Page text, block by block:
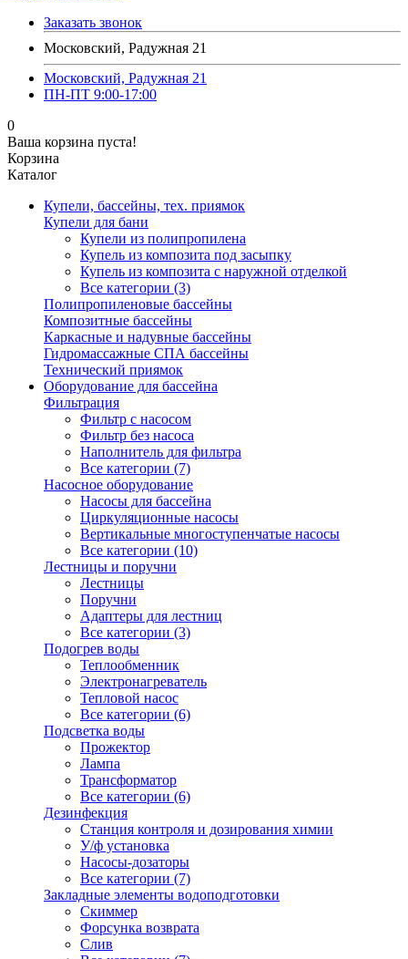
Заказать звонок
Московский, Радужная 21
Московский, Радужная 21
ПН-ПТ 9:00-17:00
0
Ваша корзина пуста!
Корзина
Каталог
Купели, бассейны, тех. приямок
Купели для бани
Купели из полипропилена
Купель из композита под засыпку
Купель из композита с наружной отделкой
Все категории (3)
Полипропиленовые бассейны
Композитные бассейны
Каркасные и надувные бассейны
Гидромассажные СПА бассейны
Технический приямок
Оборудование для бассейна
Фильтрация
Фильтр с насосом
Фильтр без насоса
Наполнитель для фильтра
Все категории (7)
Насосное оборудование
Насосы для бассейна
Циркуляционные насосы
Вертикальные многоступенчатые насосы
Все категории (10)
Лестницы и поручни
Лестницы
Поручни
Адаптеры для лестниц
Все категории (3)
Подогрев воды
Теплообменник
Электронагреватель
Тепловой насос
Все категории (6)
Подсветка воды
Прожектор
Лампа
Трансформатор
Все категории (6)
Дезинфекция
Станция контроля и дозирования химии
У/ф установка
Насосы-дозаторы
Все категории (7)
Закладные элементы водоподготовки
Скиммер
Форсунка возврата
Слив